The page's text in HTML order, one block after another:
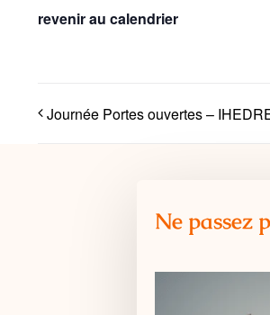
revenir au calendrier
Journée Portes ouvertes –
Ne passez